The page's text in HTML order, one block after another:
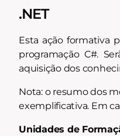
.NET
Esta ação formativa
programação C#.
aquisição dos
Nota: o resumo dos
exemplificativa. Em
Unidades de